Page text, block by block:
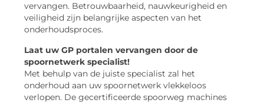
vervangen. Betrouwbaarheid, nauwkeurigheid en
veiligheid zijn belangrijke aspecten van het
onderhoudsproces.
Laat uw GP portalen vervangen door de
spoornetwerk specialist!
Met behulp van de juiste specialist zal het
onderhoud aan uw spoornetwerk vlekkeloos
verlopen. De gecertificeerde spoorweg machines